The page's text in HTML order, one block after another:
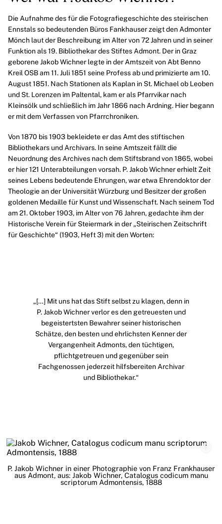
Die Aufnahmedes für die Fotografiegeschichte des steirischen
Ennstals so bedeutenden Büros Fankhauser zeigt den Admonter
Mönch laut der Beschreibung im Alter von 72 Jahren und in seiner
Funktion als 19. Bibliothekar des Stiftes Admont. Der in Graz
geborene Jakob Wichner legte in der Amtszeit von Abt Benno
Kreil OSB am 11. Juli 1851 seine Profess ab und primizierte am 10.
August 1851. Nach Stationen als Kaplan in St. Michael ob Leoben
und St. Lorenzen im Paltental, kam er als Pfarrvikar nach
Kleinsölk und schließlich im Jahr 1866 nach Ardning. Hier begann
er mit dem Verfassen von Pfarrchroniken.
Von 1870 bis 1903 bekleidete er das Amt des stiftischen
Bibliothekars und Archivars. In seine Amtszeit fällt die
Neuordnung des Archives nach dem Stiftsbrand von 1865, wobei
er hier 121 Unterabteilungen vorsah. P. Jakob Wichner erhielt Zeit
seines Lebens bedeutende Ehrungen, war etwa Ehrendoktor der
Theologie an der Universität Würzburg und Besitzer der großen
goldenen Medaille für Kunst und Wissenschaft. Nach seinem Tod
am 21. Oktober 1903, im Alter von 76 Jahren, gedachte ihm der
Historische Verein für Steiermark in der „Steirischen Zeitschrift
für Geschichte“ (1903, Heft 3) mit den Worten:
„[…] Mit uns hat das Stift selbst zu klagen, denn in
P. Jakob Wichner verlor es den getreuesten und
begeistertsten Bewahrer seiner historischen
Schätze, den besten und ehrlichsten Kenner der
Vergangenheit Admonts, den tüchtigen,
pflichtgetreuen und gegenüber sein
Fachgenossen jederzeit hilfsbereiten Archivar
und Bibliothekar.“
P. Jakob Wichner in einer Photographie von Franz Frankhauser
aus Admont, aus: Jakob Wichner, Catalogus codicum manu
scriptorum Admontensis, 1888